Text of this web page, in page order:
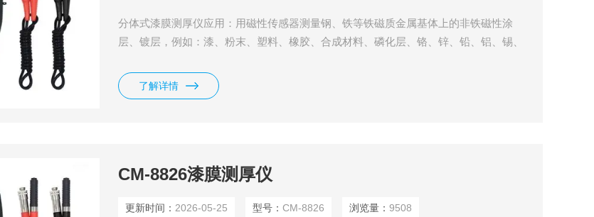
分体式漆膜测厚仪应用：用磁性传感器测量钢、铁等铁磁质金属基体上的非铁磁性涂
层、镀层，例如：漆、粉末、塑料、橡胶、合成材料、磷化层、铬、锌、铅、铝、锡、
油漆、塑料层等。广泛用于制造业、金属加工业、化工业、商检等检测领域。
了解详情
CM-8826漆膜测厚仪
更新时间： 2026-05-25 型号：CM-8826 浏览量：9508